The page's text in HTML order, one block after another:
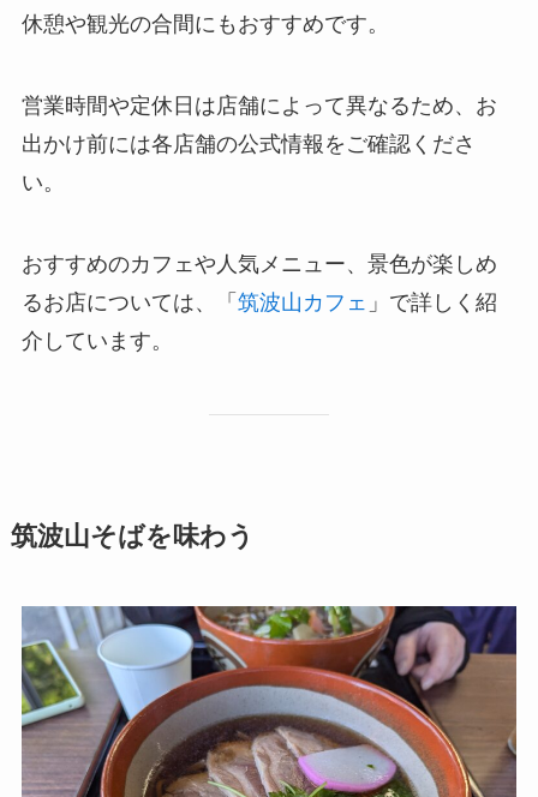
休憩や観光の合間にもおすすめです。
営業時間や定休日は店舗によって異なるため、お
出かけ前には各店舗の公式情報をご確認くださ
い。
おすすめのカフェや人気メニュー、景色が楽しめ
るお店については、「 筑波山カフェ 」で詳しく紹
介しています。
筑波山そばを味わう